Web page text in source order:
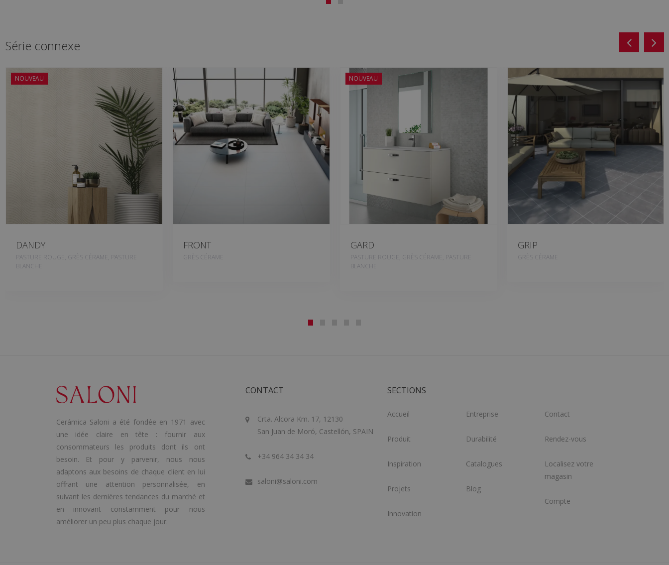
Série connexe
NOUVEAU
DANDY
PASTURE ROUGE, GRÈS CÉRAME, PASTURE
BLANCHE
FRONT
GRÈS CÉRAME
NOUVEAU
GARD
PASTURE ROUGE, GRÈS CÉRAME, PASTURE
BLANCHE
GRIP
GRÈS CÉRAME
Cerámica Saloni a été fondée en 1971 avec
une idée claire en tête : fournir aux
consommateurs les produits dont ils ont
besoin. Et pour y parvenir, nous nous
adaptons aux besoins de chaque client en lui
offrant une attention personnalisée, en
suivant les dernières tendances du marché et
en innovant constamment pour nous
améliorer un peu plus chaque jour.
CONTACT
Crta. Alcora Km. 17, 12130
San Juan de Moró, Castellón, SPAIN
+34 964 34 34 34
saloni@saloni.com
SECTIONS
Accueil
Produit
Inspiration
Projets
Innovation
Entreprise
Durabilité
Catalogues
Blog
Contact
Rendez-vous
Localisez votre
magasin
Compte